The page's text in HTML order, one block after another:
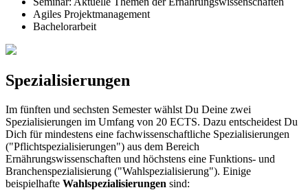
Agiles Projektmanagement
Bachelorarbeit
Spezialisierungen
Im fünften und sechsten Semester wählst Du Deine zwei
Spezialisierungen im Umfang von 20 ECTS. Dazu entscheidest Du
Dich für mindestens eine fachwissenschaftliche Spezialisierungen
("Pflichtspezialisierungen") aus dem Bereich
Ernährungswissenschaften und höchstens eine Funktions- und
Branchenspezialisierung ("Wahlspezialisierung"). Einige
beispielhafte Wahlspezialisierungen sind: